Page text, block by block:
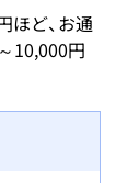
ほど、お通
10,000円